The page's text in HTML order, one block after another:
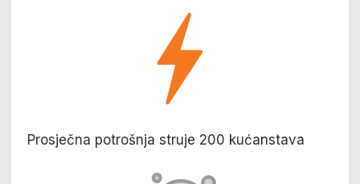
Prosječna potrošnja struje 200 kućanstava